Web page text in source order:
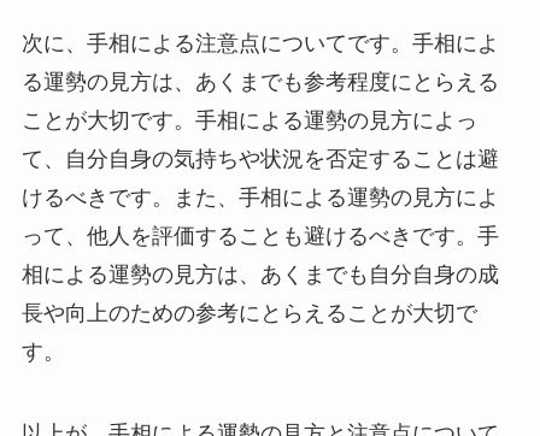
次に、手相による注意点についてです。手相によ
る運勢の見方は、あくまでも参考程度にとらえる
ことが大切です。手相による運勢の見方によっ
て、自分自身の気持ちや状況を否定することは避
けるべきです。また、手相による運勢の見方によ
って、他人を評価することも避けるべきです。手
相による運勢の見方は、あくまでも自分自身の成
長や向上のための参考にとらえることが大切で
す。